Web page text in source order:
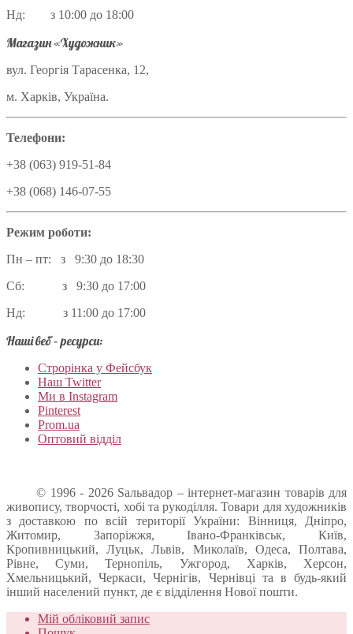
Нд: з 10:00 до 18:00
Магазин «Художник»
вул. Георгія Тарасенка, 12,
м. Харків, Україна.
Телефони:
+38 (063) 919-51-84
+38 (068) 146-07-55
Режим роботи:
Пн – пт: з 9:30 до 18:30
Сб: з 9:30 до 17:00
Нд: з 11:00 до 17:00
Наші веб – ресурси:
Строрінка у Фейсбук
Наш Twitter
Ми в Instagram
Pinterest
Prom.ua
Оптовий відділ
© 1996 - 2026 Sальвадор – інтернет-магазин товарів для
живопису, творчості, хобі та рукоділля. Товари для художників
з доставкою по всій території України: Вінниця, Дніпро,
Житомир, Запоріжжя, Івано-Франківськ, Київ,
Кропивницький, Луцьк, Львів, Миколаїв, Одеса, Полтава,
Рівне, Суми, Тернопіль, Ужгород, Харків, Херсон,
Хмельницький, Черкаси, Чернігів, Чернівці та в будь-який
інший населений пункт, де є відділення Нової пошти.
Мій обліковий запис